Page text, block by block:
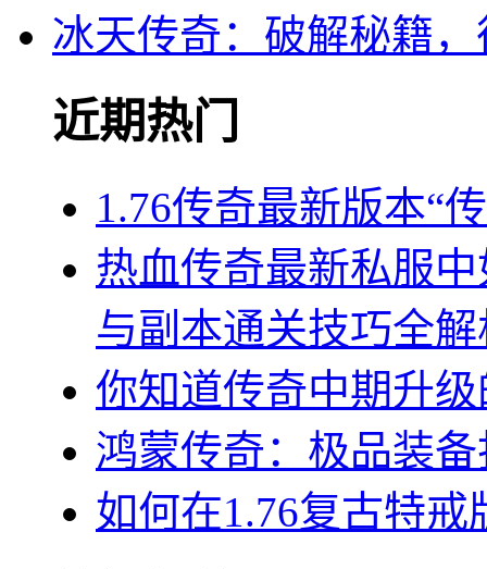
冰天传奇：破解秘籍
近期热门
1.76传奇最新版本“
热血传奇最新私服
与副本通关技巧全
你知道传奇中期升
鸿蒙传奇：极品装
如何在1.76复古特